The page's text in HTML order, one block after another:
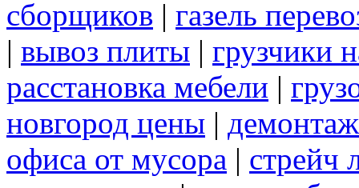
сборщиков | газель
| вывоз плиты | грузчики
расстановка мебели |
новгород цены | демонтаж
офиса от мусора | стрейч